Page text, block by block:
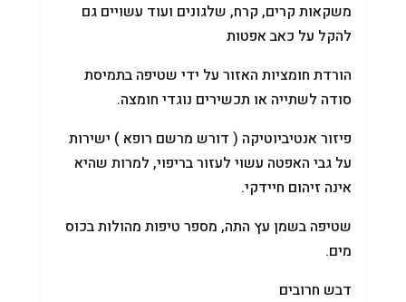
משקאות קרים, קרח, שלגונים ועוד עשויים גם
להקל על כאב אפטות
הורדת חומציות האזור על ידי שטיפה בתמיסת
סודה לשתייה או תכשירים נוגדי חומצה.
פיזור אנטיביוטיקה ( דורש מרשם רופא ) ישירות
על גבי האפטה עשוי לעזור בריפוי, למרות שהיא
אינה זיהום חיידקי.
שטיפה בשמן עץ התה, מספר טיפות מהולות בכוס
מים.
דבש חרובים